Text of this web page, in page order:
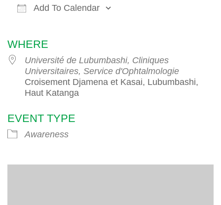
Add To Calendar
WHERE
Université de Lubumbashi, Cliniques
Universitaires, Service d'Ophtalmologie
Croisement Djamena et Kasai, Lubumbashi,
Haut Katanga
EVENT TYPE
Awareness